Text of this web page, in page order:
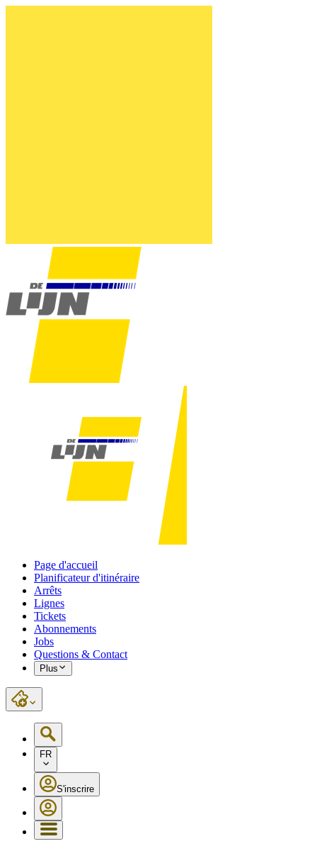
Page d'accueil
Planificateur d'itinéraire
Arrêts
Lignes
Tickets
Abonnements
Jobs
Questions & Contact
Plus
FR
S'inscrire